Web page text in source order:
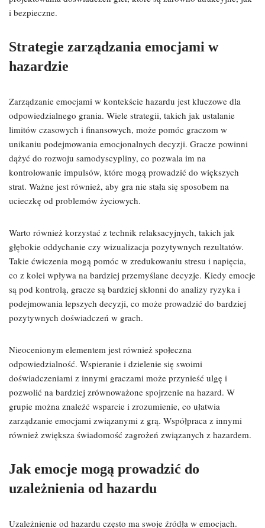
i bezpieczne.
Strategie zarządzania emocjami w
hazardzie
Zarządzanie emocjami w kontekście hazardu jest kluczowe dla
odpowiedzialnego grania. Wiele strategii, takich jak ustalanie
limitów czasowych i finansowych, może pomóc graczom w
unikaniu podejmowania emocjonalnych decyzji. Gracze powinni
dążyć do rozwoju samodyscypliny, co pozwala im na
kontrolowanie impulsów, które mogą prowadzić do większych
strat. Ważne jest również, aby gra nie stała się sposobem na
ucieczkę od problemów życiowych.
Warto również korzystać z technik relaksacyjnych, takich jak
głębokie oddychanie czy wizualizacja pozytywnych rezultatów.
Takie ćwiczenia mogą pomóc w zredukowaniu stresu i napięcia,
co z kolei wpływa na bardziej przemyślane decyzje. Kiedy emocje
są pod kontrolą, gracze są bardziej skłonni do analizy ryzyka i
podejmowania lepszych decyzji, co może prowadzić do bardziej
pozytywnych doświadczeń w grach.
Nieocenionym elementem jest również społeczna
odpowiedzialność. Wspieranie i dzielenie się swoimi
doświadczeniami z innymi graczami może przynieść ulgę i
pozwolić na bardziej zrównoważone spojrzenie na hazard. W
grupie można znaleźć wsparcie i zrozumienie, co ułatwia
zarządzanie emocjami związanymi z grą. Współpraca z innymi
również zwiększa świadomość zagrożeń związanych z hazardem.
Jak emocje mogą prowadzić do
uzależnienia od hazardu
Uzależnienie od hazardu często ma swoje źródła w emocjach.